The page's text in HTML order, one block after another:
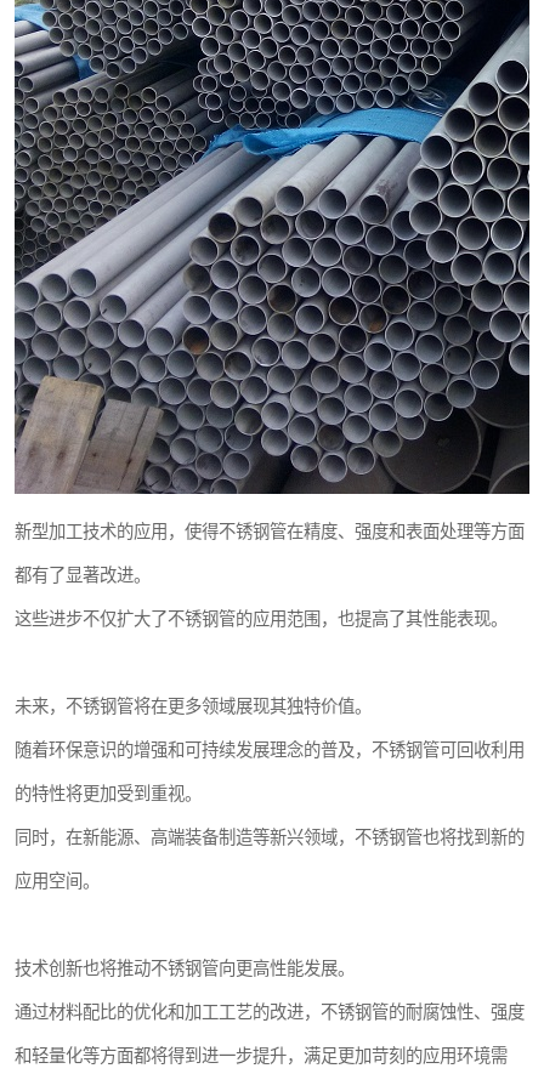
新型加工技术的应用，使得不锈钢管在精度、强度和表面处理等方面
都有了显著改进。
这些进步不仅扩大了不锈钢管的应用范围，也提高了其性能表现。
未来，不锈钢管将在更多领域展现其独特价值。
随着环保意识的增强和可持续发展理念的普及，不锈钢管可回收利用
的特性将更加受到重视。
同时，在新能源、高端装备制造等新兴领域，不锈钢管也将找到新的
应用空间。
技术创新也将推动不锈钢管向更高性能发展。
通过材料配比的优化和加工工艺的改进，不锈钢管的耐腐蚀性、强度
和轻量化等方面都将得到进一步提升，满足更加苛刻的应用环境需